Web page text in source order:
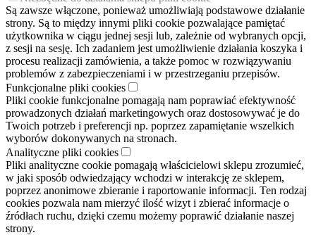
Są zawsze włączone, ponieważ umożliwiają podstawowe działanie
strony. Są to między innymi pliki cookie pozwalające pamiętać
użytkownika w ciągu jednej sesji lub, zależnie od wybranych opcji,
z sesji na sesję. Ich zadaniem jest umożliwienie działania koszyka i
procesu realizacji zamówienia, a także pomoc w rozwiązywaniu
problemów z zabezpieczeniami i w przestrzeganiu przepisów.
Funkcjonalne pliki cookies
Pliki cookie funkcjonalne pomagają nam poprawiać efektywność
prowadzonych działań marketingowych oraz dostosowywać je do
Twoich potrzeb i preferencji np. poprzez zapamiętanie wszelkich
wyborów dokonywanych na stronach.
Analityczne pliki cookies
Pliki analityczne cookie pomagają właścicielowi sklepu zrozumieć,
w jaki sposób odwiedzający wchodzi w interakcję ze sklepem,
poprzez anonimowe zbieranie i raportowanie informacji. Ten rodzaj
cookies pozwala nam mierzyć ilość wizyt i zbierać informacje o
źródłach ruchu, dzięki czemu możemy poprawić działanie naszej
strony.